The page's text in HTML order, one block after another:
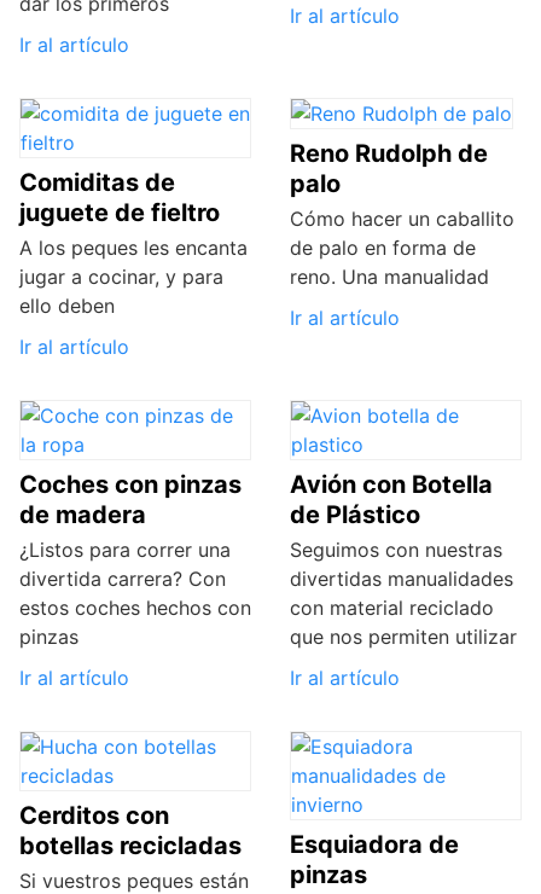
Ir al artículo
Ir al artículo
Comiditas de
juguete de fieltro
A los peques les encanta
jugar a cocinar, y para
ello deben
Ir al artículo
Reno Rudolph de
palo
Cómo hacer un caballito
de palo en forma de
reno. Una manualidad
Ir al artículo
Coches con pinzas
de madera
¿Listos para correr una
divertida carrera? Con
estos coches hechos con
pinzas
Ir al artículo
Avión con Botella
de Plástico
Seguimos con nuestras
divertidas manualidades
con material reciclado
que nos permiten utilizar
Ir al artículo
Cerditos con
botellas recicladas
Si vuestros peques están
Esquiadora de
pinzas